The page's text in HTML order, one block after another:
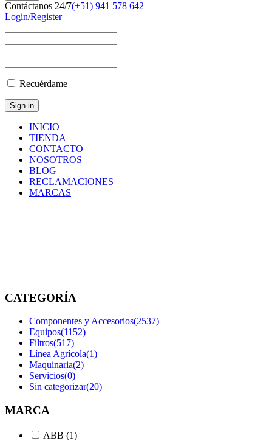
Contáctanos 24/7(+51) 941 578 642
Login/Register
Recuérdame
INICIO
TIENDA
CONTACTO
NOSOTROS
BLOG
RECLAMACIONES
MARCAS
CATEGORÍA
Componentes y Accesorios(2537)
Equipos(1152)
Filtros(517)
Línea Agrícola(1)
Maquinaria(2)
Servicios(0)
Sin categorizar(20)
MARCA
ABB (1)